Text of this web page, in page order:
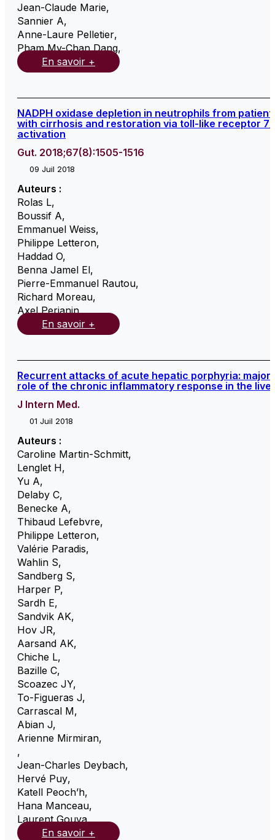
Jean-Claude Marie,
Sannier A,
Anne-Laure Pelletier,
Pham My-Chan Dang,
En savoir +
NADPH oxidase depletion in neutrophils from
with cirrhosis and restoration via toll-like receptor
activation
Gut. 2018;67(8):1505-1516
09 Juil 2018
Auteurs :
Rolas L,
Boussif A,
Emmanuel Weiss,
Philippe Letteron,
Haddad O,
Benna Jamel El,
Pierre-Emmanuel Rautou,
Richard Moreau,
Axel Perianin,
En savoir +
Recurrent attacks of acute hepatic porphyria: major
role of the chronic inflammatory response in the
J Intern Med.
01 Juil 2018
Auteurs :
Caroline Martin-Schmitt,
Lenglet H,
Yu A,
Delaby C,
Benecke A,
Thibaud Lefebvre,
Philippe Letteron,
Valérie Paradis,
Wahlin S,
Sandberg S,
Harper P,
Sardh E,
Sandvik AK,
Hov JR,
Aarsand AK,
Chiche L,
Bazille C,
Scoazec JY,
To-Figueras J,
Carrascal M,
Abian J,
Arienne Mirmiran,
,
Jean-Charles Deybach,
Hervé Puy,
Katell Peoch’h,
Hana Manceau,
Laurent Gouya,
En savoir +